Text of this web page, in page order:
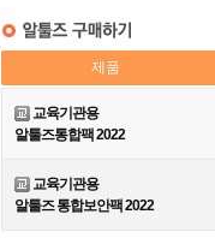
제품
교육기관용
알툴즈통합팩 2022
교육기관용
알툴즈 통합보안팩 2022